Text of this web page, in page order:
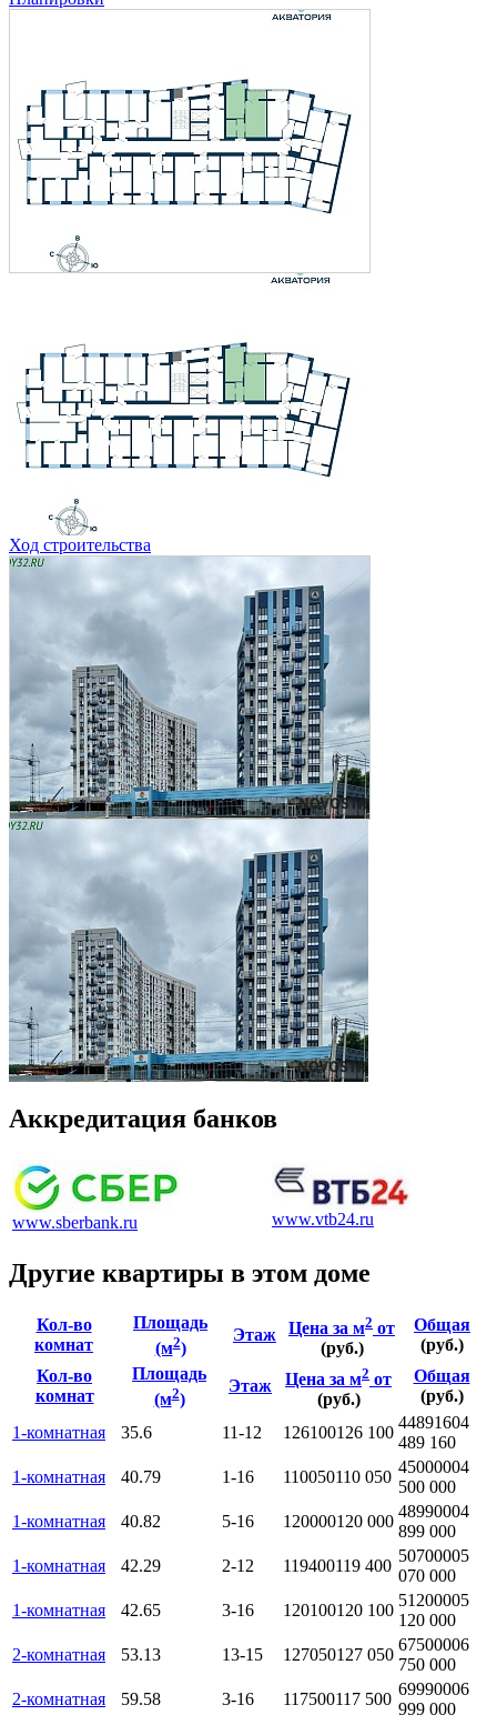
Ход строительства
Аккредитация банков
www.sberbank.ru www.vtb24.ru
Другие квартиры в этом доме
Кол-во
комнат
Площадь
(м2)
Этаж Цена за м2 от
(руб.)
Общая
(руб.)
Кол-во
комнат
Площадь
(м2)
Этаж Цена за м2 от
(руб.)
Общая
(руб.)
1-комнатная
35.6 11-12 126100126 100
44891604
489 160
1-комнатная
40.79 1-16 110050110 050
45000004
500 000
1-комнатная
40.82 5-16 120000120 000
48990004
899 000
1-комнатная
42.29 2-12 119400119 400
50700005
070 000
1-комнатная
42.65 3-16 120100120 100
51200005
120 000
2-комнатная
53.13 13-15 127050127 050
67500006
750 000
2-комнатная
59.58 3-16 117500117 500
69990006
999 000